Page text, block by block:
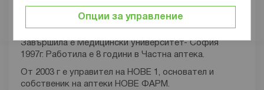
Росица Коцева
Завършила е Медицински университет- София
1997г. Работила е 8 години в Частна аптека.
От 2003 г е управител на НОВЕ 1, основател и
собственик на аптеки НОВЕ ФАРМ.
Опции за управление